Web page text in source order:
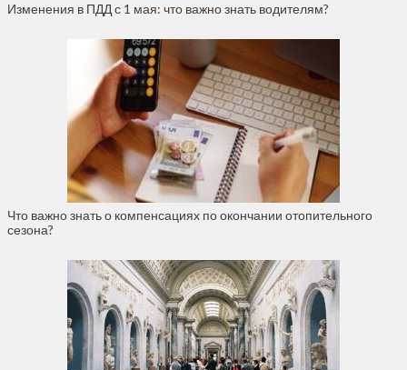
Изменения в ПДД с 1 мая: что важно знать водителям?
Что важно знать о компенсациях по окончании отопительного
сезона?